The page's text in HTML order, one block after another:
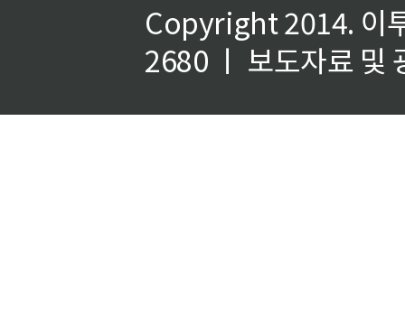
Copyright 2014. 이
2680 ㅣ 보도자료